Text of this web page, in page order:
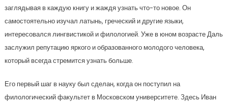
заглядывая в каждую книгу и жаждя узнать что-то новое. Он
самостоятельно изучал латынь, греческий и другие языки,
интересовался лингвистикой и филологией. Уже в юном возрасте Даль
заслужил репутацию яркого и образованного молодого человека,
который всегда стремится узнать больше.
Его первый шаг в науку был сделан, когда он поступил на
филологический факультет в Московском университете. Здесь Иван